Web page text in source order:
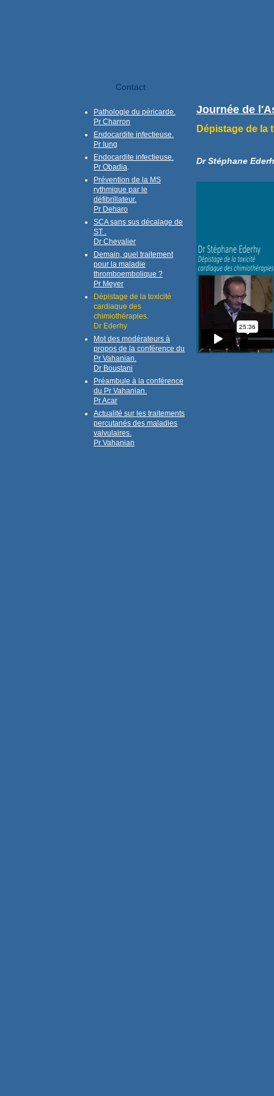
Contact
Pathologie du péricarde.
Pr Charron
Endocardite infectieuse.
Pr Iung
Endocardite infectieuse.
Pr Obadia.
Prévention de la MS
rythmique par le
défibrillateur.
Pr Deharo
SCA sans sus décalage de
ST .
Dr Chevalier
Demain, quel traitement
pour la maladie
thromboembolique ?
Pr Meyer
Dépistage de la toxicité
cardiaque des
chimiothérapies.
Dr Ederhy
Mot des modérateurs à
propos de la conférence du
Pr Vahanian.
Dr Boustani
Préambule à la conférence
du Pr Vahanian.
Pr Acar
Actualité sur les traitements
percutanés des maladies
valvulaires.
Pr Vahanian
Journée de
Dépistage de la
Dr Stéphane